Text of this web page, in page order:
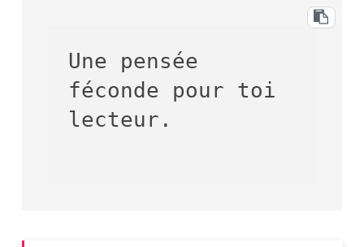
Une pensée
féconde pour toi
lecteur.